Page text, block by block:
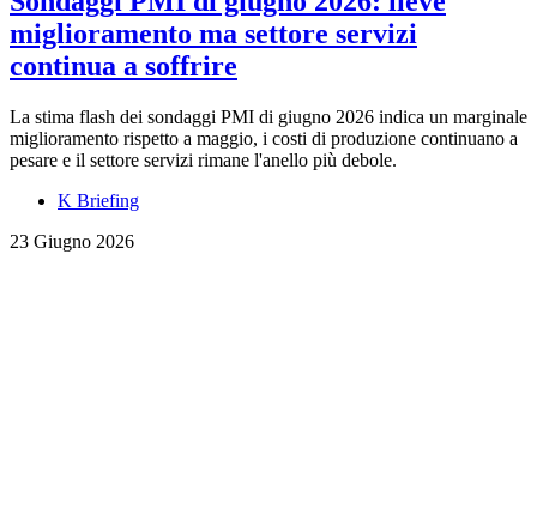
miglioramento ma settore servizi
continua a soffrire
La stima flash dei sondaggi PMI di giugno 2026 indica un marginale
miglioramento rispetto a maggio, i costi di produzione continuano a
pesare e il settore servizi rimane l'anello più debole.
K Briefing
23 Giugno 2026